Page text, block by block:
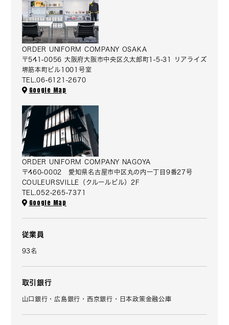
ORDER UNIFORM COMPANY OSAKA
〒541-0056 大阪府大阪市中央区久太郎町1-5-31 リアライズ
堺筋本町ビル1001号室
TEL.06-6121-2670
Google Map
ORDER UNIFORM COMPANY NAGOYA
〒460-0002 愛知県名古屋市中区丸の内一丁目9番27号
COULEURSVILLE（クルールビル）2F
TEL.052-265-7371
Google Map
従業員
93名
取引銀行
山口銀行・広島銀行・西京銀行・日本政策金融公庫